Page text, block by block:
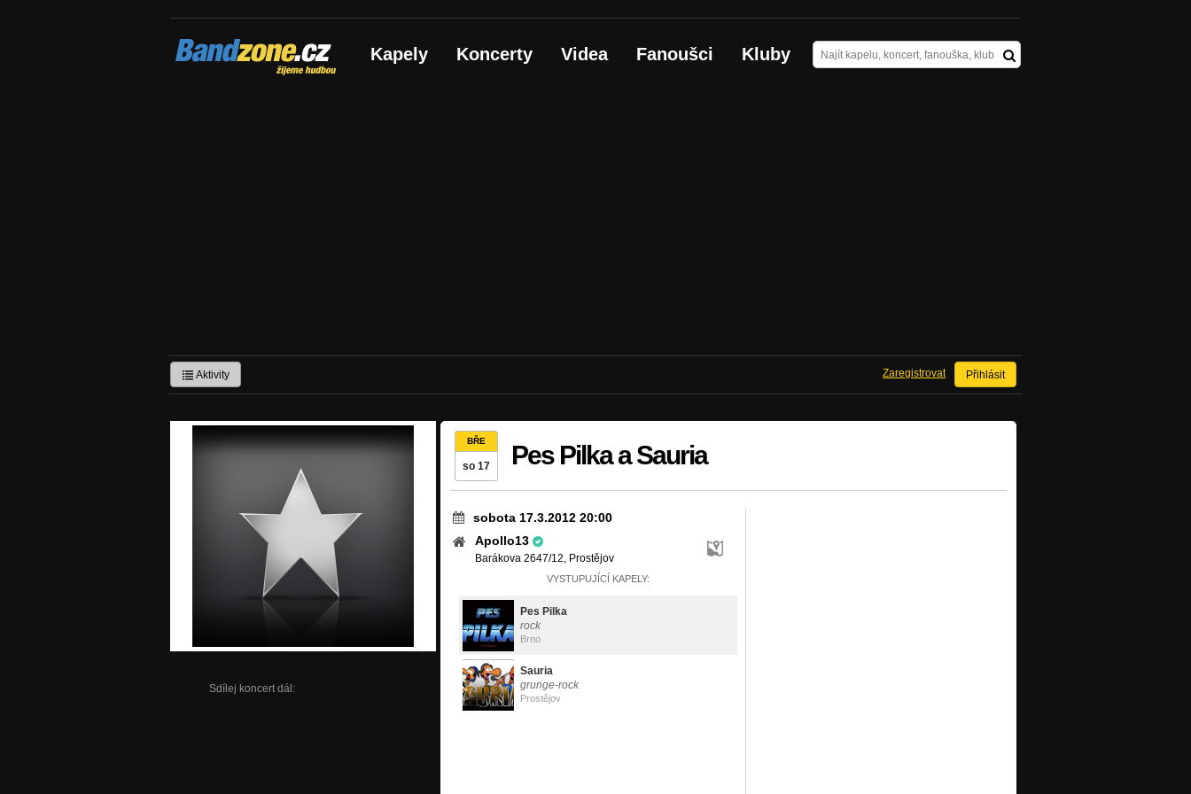
Bandzone.cz
žijeme hudbou Kapely Koncerty Videa Fanoušci Kluby
Aktivity Přihlásit
Zaregistrovat
Sdílej koncert dál:
BŘE
so 17 Pes Pilka a Sauria
sobota 17.3.2012 20:00
Apollo13
Barákova 2647/12, Prostějov
VYSTUPUJÍCÍ KAPELY:
Pes Pilka
rock
Brno
Sauria
grunge-rock
Prostějov